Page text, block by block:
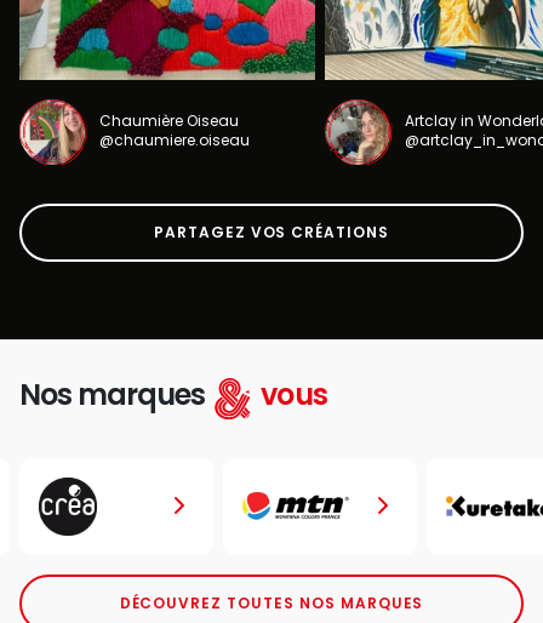
Chaumière Oiseau
@chaumiere.oiseau
Artclay in
PARTAGEZ VOS CRÉATIONS
Nos marques vous
DÉCOUVREZ TOUTES NOS MARQUES